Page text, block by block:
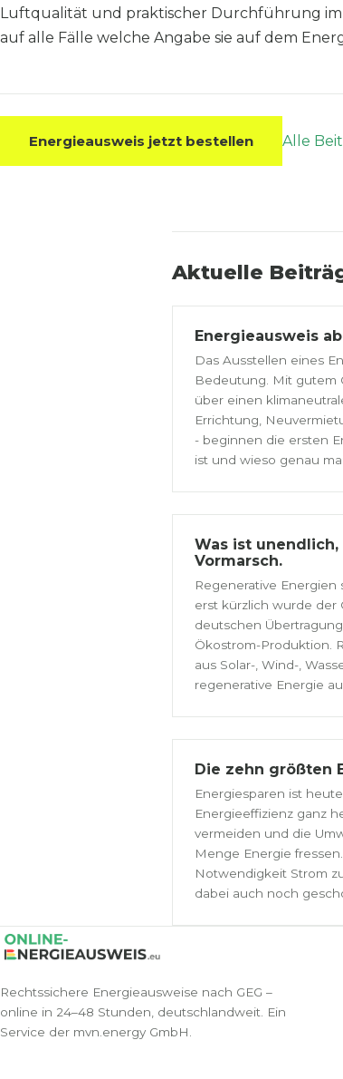
Luftqualität und praktischer Durchführung
auf alle Fälle welche Angabe sie auf dem
Energieausweis jetzt bestellen Alle
Aktuelle
Energieausweis
Das Ausstellen eines
Bedeutung. Mit gutem
über einen
Errichtung,
- beginnen die ersten
ist und wieso genau
Was ist
Vormarsch.
Regenerative
erst kürzlich wurde der
deutschen
Ökostrom-Produktion.
aus Solar-, Wind-,
regenerative Energie
Die zehn größten
Energiesparen ist
Energieeffizienz ganz
vermeiden und die
Menge Energie
Notwendigkeit Strom
dabei auch noch
Rechtssichere Energieausweise nach GEG –
online in 24–48 Stunden, deutschlandweit. Ein
Service der mvn.energy GmbH.